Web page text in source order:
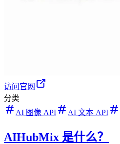
访问官网
分类
AI 图像 API
AI 文本 API
AIHubMix 是什么？